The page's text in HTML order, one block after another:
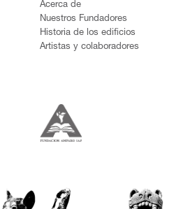
Acerca de
Nuestros Fundadores
Historia de los edificios
Artistas y colaboradores